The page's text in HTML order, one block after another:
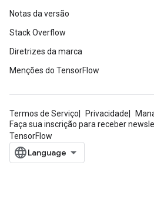
Notas da versão
Stack Overflow
Diretrizes da marca
Menções do TensorFlow
Termos de Serviço Privacidade
Faça sua inscrição para receber
TensorFlow